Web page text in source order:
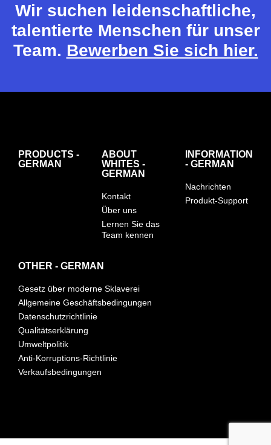
Wir suchen leidenschaftliche,
talentierte Menschen für unser
Team. Bewerben Sie sich hier.
PRODUCTS -
GERMAN
ABOUT
WHITES -
GERMAN
Kontakt
Über uns
Lernen Sie das
Team kennen
INFORMATION
- GERMAN
Nachrichten
Produkt-Support
OTHER - GERMAN
Gesetz über moderne Sklaverei
Allgemeine Geschäftsbedingungen
Datenschutzrichtlinie
Qualitätserklärung
Umweltpolitik
Anti-Korruptions-Richtlinie
Verkaufsbedingungen